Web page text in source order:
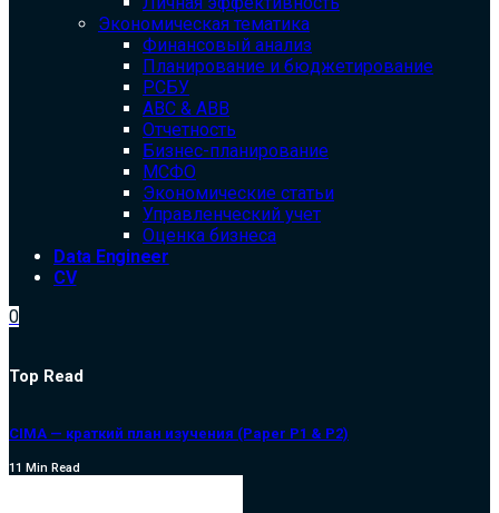
Экономическая тематика
Финансовый анализ
Планирование и бюджетирование
РСБУ
ABC & ABB
Отчетность
Бизнес-планирование
МСФО
Экономические статьи
Управленческий учет
Оценка бизнеса
Data Engineer
CV
0
Top Read
CIMA — краткий план изучения (Paper P1 & P2)
11 Min Read